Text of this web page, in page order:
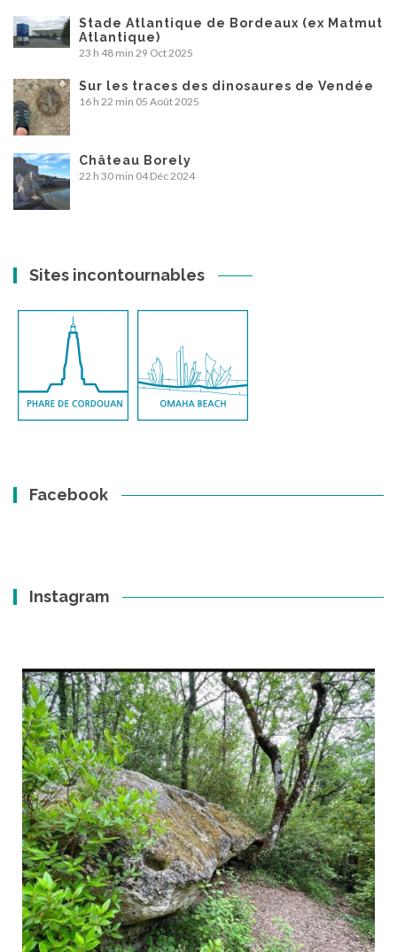
Stade Atlantique de Bordeaux (ex Matmut
Atlantique)
23 h 48 min 29 Oct 2025
Sur les traces des dinosaures de Vendée
16 h 22 min 05 Août 2025
Château Borely
22 h 30 min 04 Déc 2024
Sites incontournables
Facebook
Instagram